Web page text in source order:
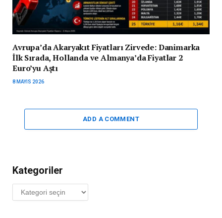
Avrupa’da Akaryakıt Fiyatları Zirvede: Danimarka
İlk Sırada, Hollanda ve Almanya’da Fiyatlar 2
Euro’yu Aştı
8 MAYIS 2026
ADD A COMMENT
Kategoriler
Kategoriler